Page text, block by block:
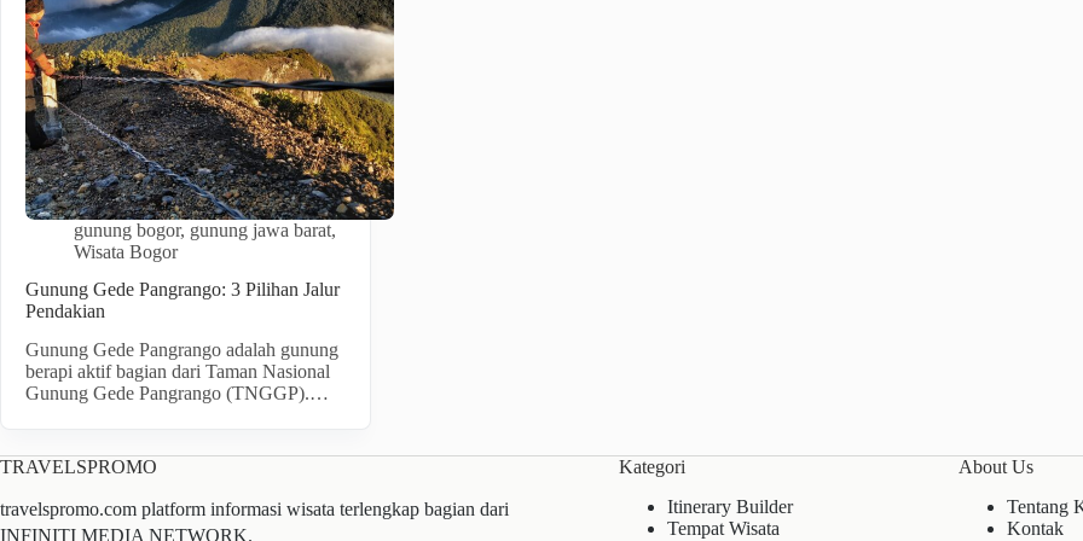
gunung bogor, gunung jawa barat,
Wisata Bogor
Gunung Gede Pangrango: 3 Pilihan Jalur
Pendakian
Gunung Gede Pangrango adalah gunung
berapi aktif bagian dari Taman Nasional
Gunung Gede Pangrango (TNGGP).…
TRAVELSPROMO
travelspromo.com platform informasi wisata terlengkap bagian dari
INFINITI MEDIA NETWORK.
Kategori
Itinerary Builder
Tempat Wisata
About Us
Tentang
Kontak